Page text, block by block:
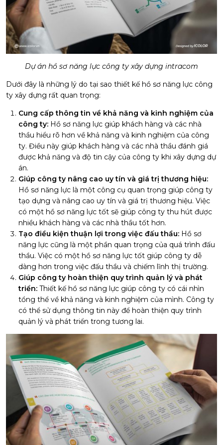
Dự án hồ sơ năng lực công ty xây dựng intracom
Dưới đây là những lý do tại sao thiết kế hồ sơ năng lực công
ty xây dựng rất quan trọng:
Cung cấp thông tin về khả năng và kinh nghiệm của
công ty: Hồ sơ năng lực giúp khách hàng và các nhà
thầu hiểu rõ hơn về khả năng và kinh nghiệm của công
ty. Điều này giúp khách hàng và các nhà thầu đánh giá
được khả năng và độ tin cậy của công ty khi xây dựng dự
án.
Giúp công ty nâng cao uy tín và giá trị thương hiệu:
Hồ sơ năng lực là một công cụ quan trọng giúp công ty
tạo dựng và nâng cao uy tín và giá trị thương hiệu. Việc
có một hồ sơ năng lực tốt sẽ giúp công ty thu hút được
nhiều khách hàng và các nhà thầu tốt hơn.
Tạo điều kiện thuận lợi trong việc đấu thầu: Hồ sơ
năng lực cũng là một phần quan trọng của quá trình đấu
thầu. Việc có một hồ sơ năng lực tốt giúp công ty dễ
dàng hơn trong việc đấu thầu và chiếm lĩnh thị trường.
Giúp công ty hoàn thiện quy trình quản lý và phát
triển: Thiết kế hồ sơ năng lực giúp công ty có cái nhìn
tổng thể về khả năng và kinh nghiệm của mình. Công ty
có thể sử dụng thông tin này để hoàn thiện quy trình
quản lý và phát triển trong tương lai.